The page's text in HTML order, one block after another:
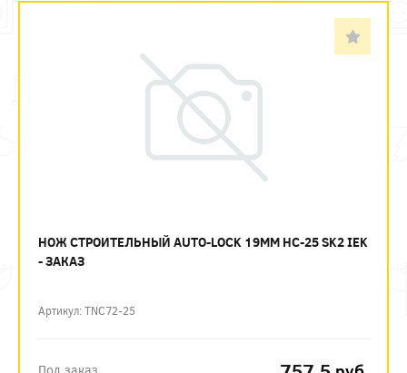
НОЖ СТРОИТЕЛЬНЫЙ AUTO-LOCK 19ММ НС-25 SK2 IEK
- ЗАКАЗ
Артикул: TNC72-25